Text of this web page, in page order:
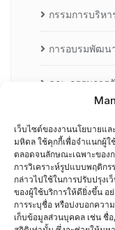
เว็บไซต์ของงานนโยบาย
มหิดล ใช้คุกกี้เพื่อจำแนกผู้
ตลอดจนลักษณะเฉพาะของ
การวิเคราะห์รูปแบบพฤติก
กล่าวไปใช้ในการปรับปรุง
ของผู้ใช้บริการให้ดียิ่งขึ้น อ
การระบุชื่อ หรือบ่งบอกควา
เก็บข้อมูลส่วนบุคคล เช่น ชื่
กรรมการบริหา
การอบรมพัฒน
คณะกรรมการรั
คุณภาพ
คณะผู้บริหารค
ผู้ตรวจประเมิน